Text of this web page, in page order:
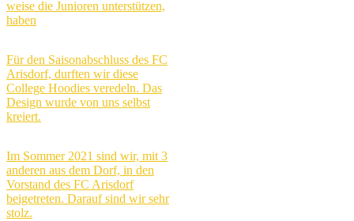
weise die Junioren unterstützen,
haben
Für den Saisonabschluss des FC
Arisdorf, durften wir diese
College Hoodies veredeln. Das
Design wurde von uns selbst
kreiert.
Im Sommer 2021 sind wir, mit 3
anderen aus dem Dorf, in den
Vorstand des FC Arisdorf
beigetreten. Darauf sind wir sehr
stolz.